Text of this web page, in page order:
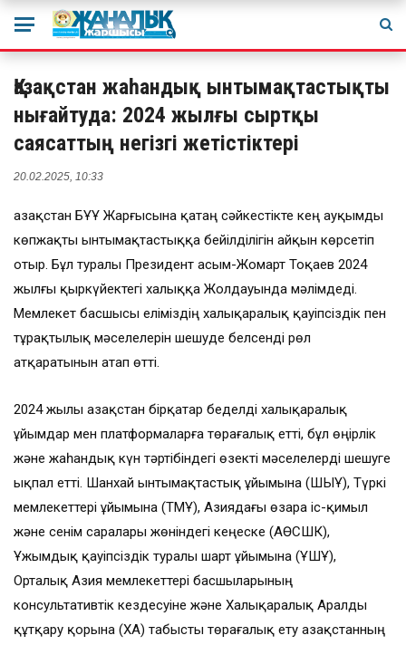
Қазақстан жаһандық ынтымақтастықты
нығайтуда: 2024 жылғы сыртқы
саясаттың негізгі жетістіктері
20.02.2025, 10:33
Қазақстан БҰҰ Жарғысына қатаң сәйкестікте кең ауқымды
көпжақты ынтымақтастыққа бейілділігін айқын көрсетіп
отыр. Бұл туралы Президент Қасым-Жомарт Тоқаев 2024
жылғы қыркүйектегі халыққа Жолдауында мәлімдеді.
Мемлекет басшысы еліміздің халықаралық қауіпсіздік пен
тұрақтылық мәселелерін шешуде белсенді рөл
атқаратынын атап өтті.
2024 жылы Қазақстан бірқатар беделді халықаралық
ұйымдар мен платформаларға төрағалық етті, бұл өңірлік
және жаһандық күн тәртібіндегі өзекті мәселелерді шешуге
ықпал етті. Шанхай ынтымақтастық ұйымына (ШЫҰ), Түркі
мемлекеттері ұйымына (ТМҰ), Азиядағы өзара іс-қимыл
және сенім саралары жөніндегі кеңеске (АӨСШК),
Ұжымдық қауіпсіздік туралы шарт ұйымына (ҰҚШҰ),
Орталық Азия мемлекеттері басшыларының
консультативтік кездесуіне және Халықаралық Аралды
құтқару қорына (ХАҚҚ) табысты төрағалық ету Қазақстанның